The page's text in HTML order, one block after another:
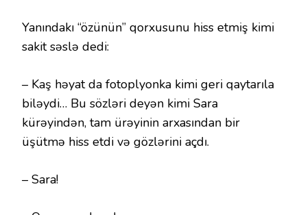
Yanındakı “özünün” qorxusunu hiss etmiş kimi
sakit səslə dedi:
– Kaş həyat da fotoplyonka kimi geri qaytarıla
biləydi… Bu sözləri deyən kimi Sara
kürəyindən, tam ürəyinin arxasından bir
üşütmə hiss etdi və gözlərini açdı.
– Sara!